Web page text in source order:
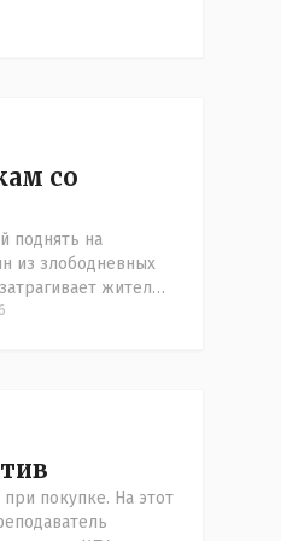
со
поднять на
из злободневных
жителей
помощью его
покупке. На этот